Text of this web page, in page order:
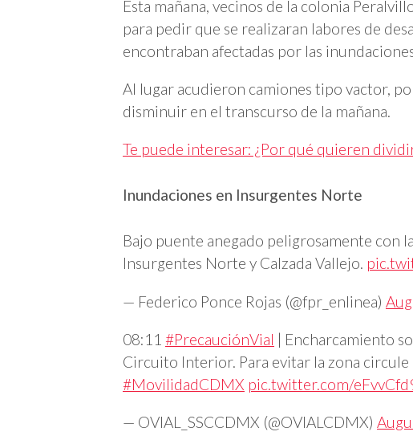
Esta mañana, vecinos de la colonia
para pedir que se realizaran labores de
encontraban afectadas por las
Al lugar acudieron camiones tipo vactor,
disminuir en el transcurso de la mañana.
Te puede interesar: ¿Por qué quieren
Inundaciones en Insurgentes Norte
Bajo puente anegado peligrosamente con
Insurgentes Norte y Calzada Vallejo.
— Federico Ponce Rojas (@fpr_enlinea)
08:11 #PrecauciónVial | Encharcamiento
Circuito Interior. Para evitar la zona circule
#MovilidadCDMX pic.twitter.com/
— OVIAL_SSCCDMX (@OVIALCDMX)